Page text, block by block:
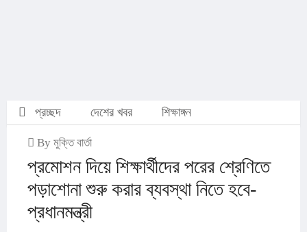
প্রচ্ছদ দেশের খবর শিক্ষাঙ্গন
By মুক্তি বার্তা
প্রমোশন দিয়ে শিক্ষার্থীদের পরের শ্রেণিতে
পড়াশোনা শুরু করার ব্যবস্থা নিতে হবে-
প্রধানমন্ত্রী